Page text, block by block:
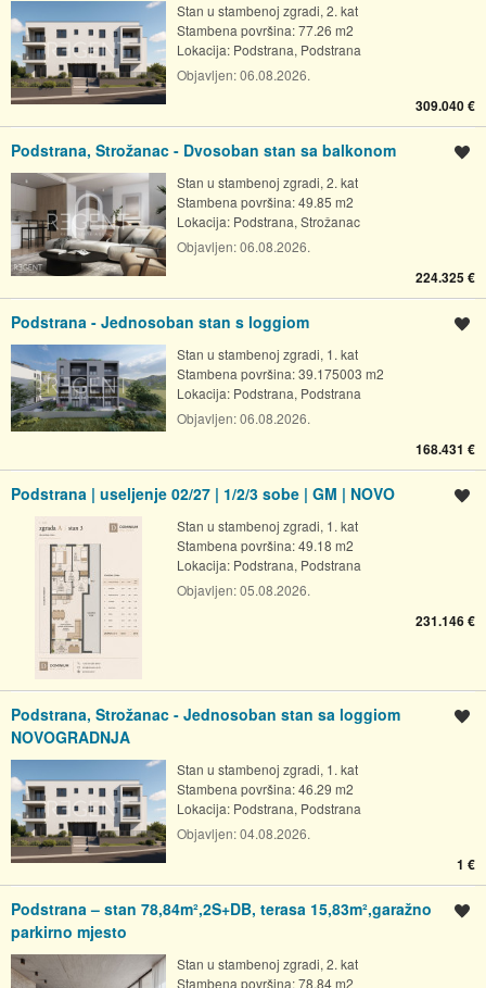
Stan u stambenoj zgradi, 2. kat
Stambena površina: 77.26 m2
Lokacija: Podstrana, Podstrana
Objavljen:06.08.2026.
309.040 €
Podstrana, Strožanac - Dvosoban stan sa balkonom
Stan u stambenoj zgradi, 2. kat
Stambena površina: 49.85 m2
Lokacija: Podstrana, Strožanac
Objavljen:06.08.2026.
224.325 €
Podstrana - Jednosoban stan s loggiom
Stan u stambenoj zgradi, 1. kat
Stambena površina: 39.175003 m2
Lokacija: Podstrana, Podstrana
Objavljen:06.08.2026.
168.431 €
Podstrana | useljenje 02/27 | 1/2/3 sobe | GM | NOVO
Stan u stambenoj zgradi, 1. kat
Stambena površina: 49.18 m2
Lokacija: Podstrana, Podstrana
Objavljen:05.08.2026.
231.146 €
Podstrana, Strožanac - Jednosoban stan sa loggiom
NOVOGRADNJA
Stan u stambenoj zgradi, 1. kat
Stambena površina: 46.29 m2
Lokacija: Podstrana, Podstrana
Objavljen:04.08.2026.
1 €
Podstrana – stan 78,84m²,2S+DB, terasa 15,83m²,garažno
parkirno mjesto
Stan u stambenoj zgradi, 2. kat
Stambena površina: 78.84 m2